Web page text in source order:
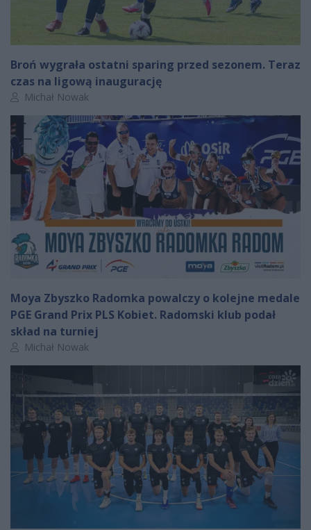
Broń wygrała ostatni sparing przed sezonem. Teraz
czas na ligową inaugurację
Autor artykułu:
Michał Nowak
Moya Zbyszko Radomka powalczy o kolejne medale
PGE Grand Prix PLS Kobiet. Radomski klub podał
skład na turniej
Autor artykułu:
Michał Nowak